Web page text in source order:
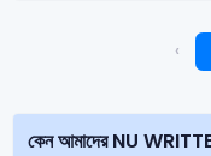
‹
কেন আমাদের NU